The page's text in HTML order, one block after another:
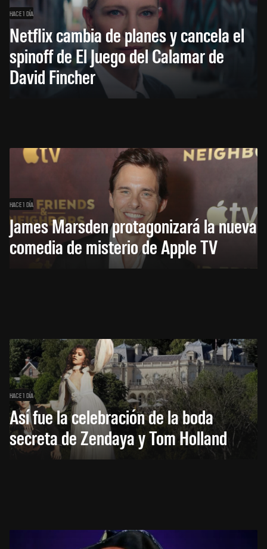
HACE 1 DÍA
Netflix cambia de planes y cancela el
spinoff de El Juego del Calamar de
David Fincher
HACE 1 DÍA
James Marsden protagonizará la nueva
comedia de misterio de Apple TV
HACE 1 DÍA
Así fue la celebración de la boda
secreta de Zendaya y Tom Holland